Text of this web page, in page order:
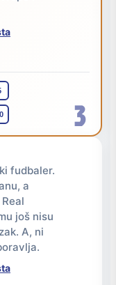
3
fudbaler.
a
još nisu
A, ni